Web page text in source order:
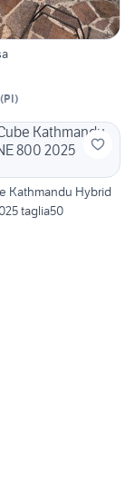
(PI)
Kathmandu Hybrid
taglia50